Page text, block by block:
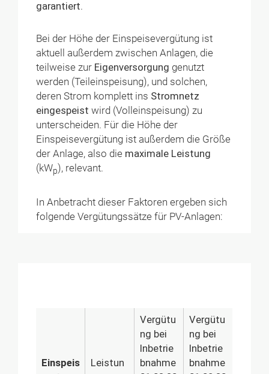
garantiert.
Bei der Höhe der Einspeisevergütung ist
aktuell außerdem zwischen Anlagen, die
teilweise zur Eigenversorgung genutzt
werden (Teileinspeisung), und solchen,
deren Strom komplett ins Stromnetz
eingespeist wird (Volleinspeisung) zu
unterscheiden. Für die Höhe der
Einspeisevergütung ist außerdem die Größe
der Anlage, also die maximale Leistung
(kWp), relevant.
In Anbetracht dieser Faktoren ergeben sich
folgende Vergütungssätze für PV-Anlagen:
Einspeis
Leistun
Vergütu
ng bei
Inbetrie
bnahme
Vergütu
ng bei
Inbetrie
bnahme